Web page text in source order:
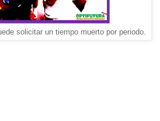
solicitar un tiempo muerto por periodo.